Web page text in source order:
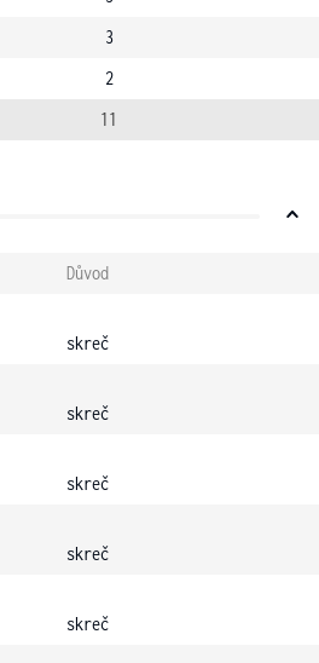
3
2
11
Důvod
skreč
skreč
skreč
skreč
skreč